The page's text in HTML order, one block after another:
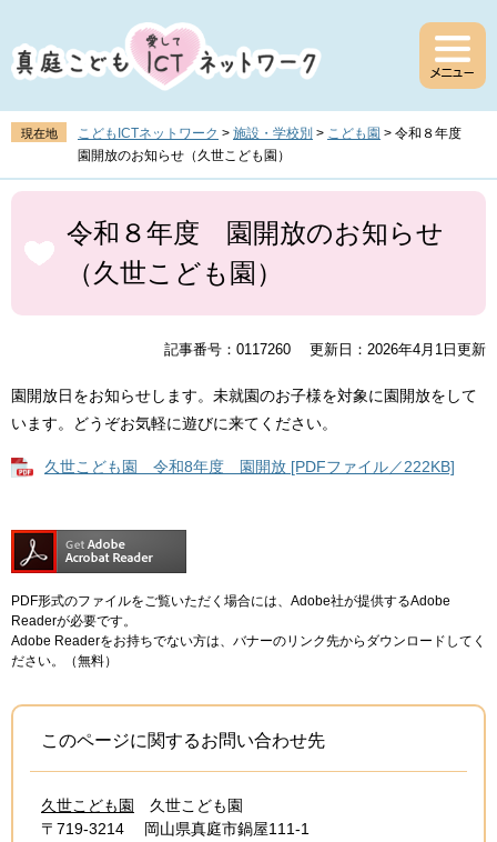
ジ
の
頭
す
。
ュ
ー
飛
し
て
現在地 こどもICTネットワーク > 施設・学校別 > こども園 > 令和８年度
園開放のお知らせ（久世こども園）
本
令和８年度 園開放のお知らせ
（久世こども園）
記事番号：0117260 更新日：2026年4月1日更新
園開放日をお知らせします。未就園のお子様を対象に園開放をして
います。どうぞお気軽に遊びに来てください。
久世こども園 令和8年度 園開放 [PDFファイル／222KB]
PDF形式のファイルをご覧いただく場合には、Adobe社が提供するAdobe
Readerが必要です。
Adobe Readerをお持ちでない方は、バナーのリンク先からダウンロードしてく
ださい。（無料）
このページに関するお問い合わせ先
久世こども園
久世こども園
〒719-3214
岡山県真庭市鍋屋111-1